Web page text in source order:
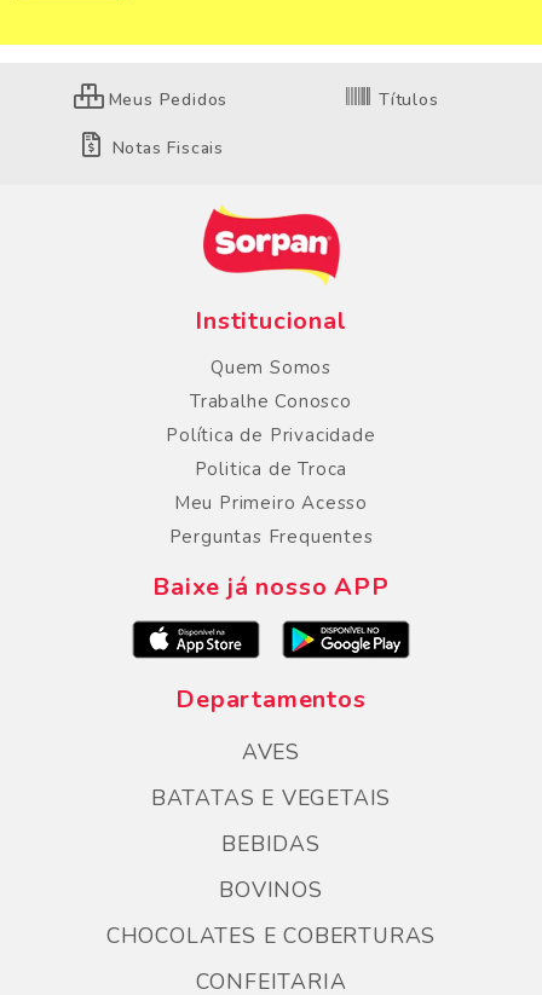
Meus Pedidos Títulos
Notas Fiscais
Institucional
Quem Somos
Trabalhe Conosco
Política de Privacidade
Politica de Troca
Meu Primeiro Acesso
Perguntas Frequentes
Baixe já nosso APP
Departamentos
AVES
BATATAS E VEGETAIS
BEBIDAS
BOVINOS
CHOCOLATES E COBERTURAS
CONFEITARIA